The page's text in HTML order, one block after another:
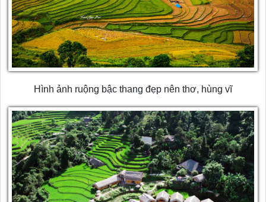
Hình ảnh ruộng bậc thang đẹp nên thơ, hùng vĩ